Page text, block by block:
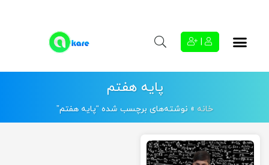
پایه هفتم
خانه » نوشته‌های برچسب شده “پایه هفتم”